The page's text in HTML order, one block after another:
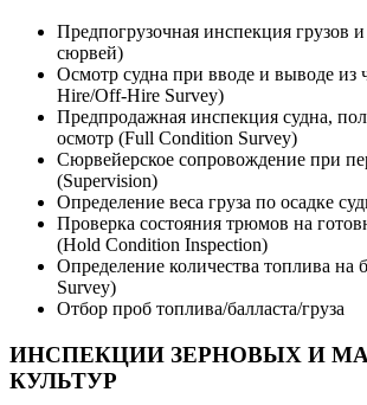
Предпогрузочная инспекция грузов
сюрвей)
Осмотр судна при вводе и выводе из
Hire/Off-Hire Survey)
Предпродажная инспекция судна,
осмотр (Full Condition Survey)
Сюрвейерское сопровождение при
(Supervision)
Определение веса груза по осадке
Проверка состояния трюмов на
(Hold Condition Inspection)
Определение количества топлива на
Survey)
Отбор проб топлива/балласта/груза
ИНСПЕКЦИИ ЗЕРНОВЫХ И
КУЛЬТУР